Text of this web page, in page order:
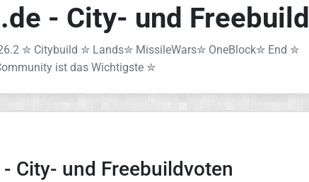
- City- und Freebuild
✮ Citybuild ✮ Lands✮ MissileWars✮ OneBlock✮ End ✮
ist das Wichtigste ✮
City- und Freebuildvoten